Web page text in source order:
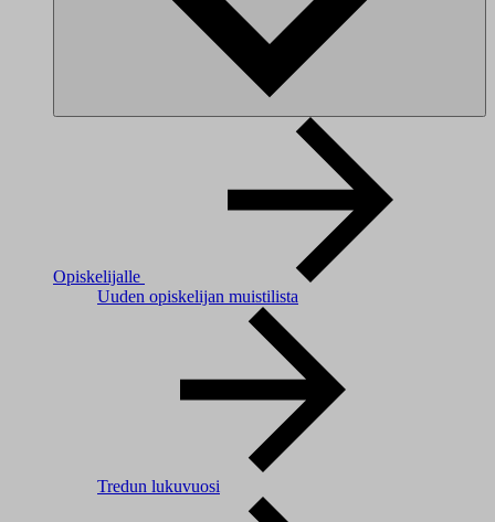
Opiskelijalle
Uuden opiskelijan muistilista
Tredun lukuvuosi